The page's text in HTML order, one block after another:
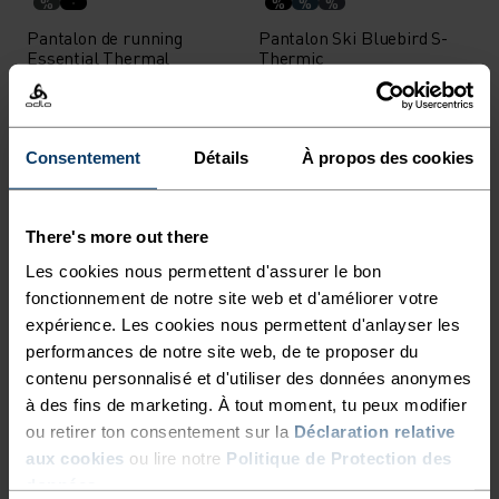
Consentement Détails À propos des cookies
There's more out there
Les cookies nous permettent d'assurer le bon
fonctionnement de notre site web et d'améliorer votre
expérience. Les cookies nous permettent d'anlayser les
performances de notre site web, de te proposer du
contenu personnalisé et d'utiliser des données anonymes
à des fins de marketing. À tout moment, tu peux modifier
ou retirer ton consentement sur la Déclaration relative
aux cookies ou lire notre Politique de Protection des
Pantalon de running
Essential Thermal
62,95 €
Pantalon Ski Bluebird S-
Thermic
219,95 €
Pantalon de ski de fond
Windbreaker
87,45 €124,95 €
(9)
-30 %
Pro X-Warm
125,95 €179,95 €
(8)
-30 %
Collant de running
-30 %
%
Collant de running